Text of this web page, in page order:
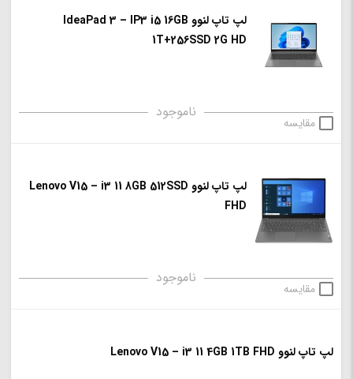
لپ تاپ لنوو IdeaPad 3 – IP3 i5 16GB
1T+256SSD 2G HD
ناموجود
مقایسه
لپ تاپ لنوو Lenovo V15 – i3 11 8GB 512SSD
FHD
ناموجود
مقایسه
لپ تاپ لنوو Lenovo V15 – i3 11 4GB 1TB FHD